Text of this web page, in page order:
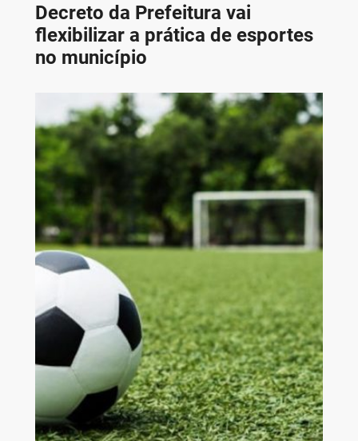
Decreto da Prefeitura vai
flexibilizar a prática de esportes
no município